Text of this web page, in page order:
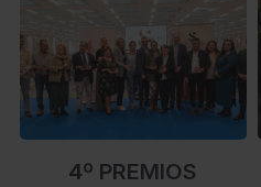
4º PREMIOS